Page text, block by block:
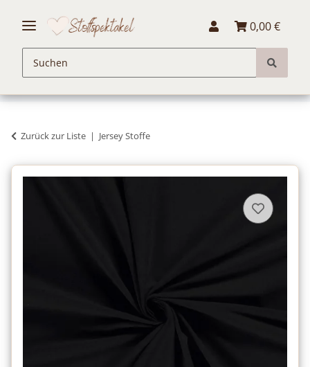
0,00 €
Zurück zur Liste Jersey Stoffe